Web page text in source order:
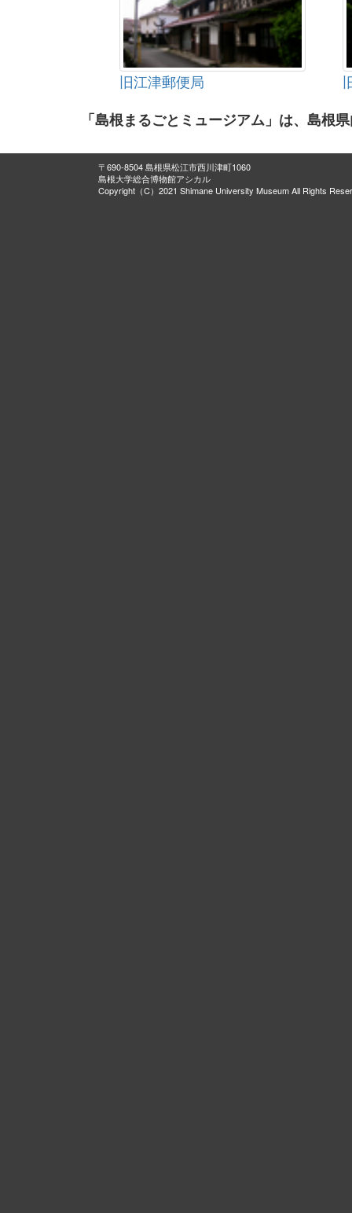
旧江津郵便局
「島根まるごとミュージアム」は、島根
〒690-8504 島根県松江市西川津町1060
島根大学総合博物館アシカル
Copyright（C）2021 Shimane University Museum All Rights